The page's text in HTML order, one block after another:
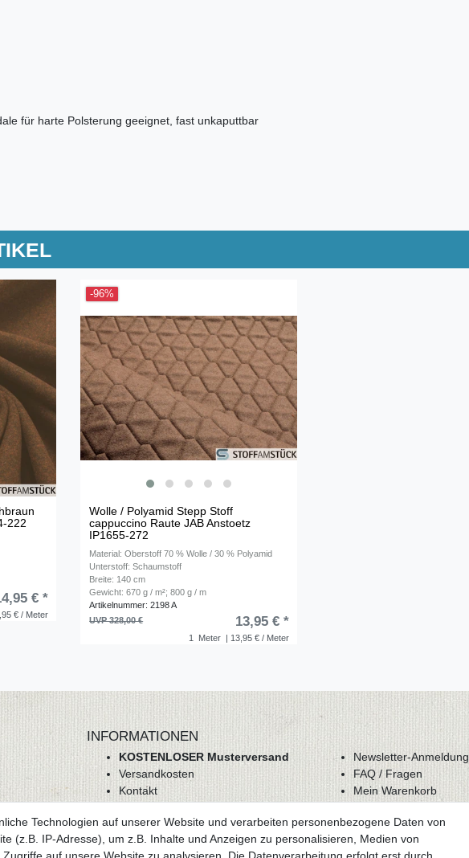
für harte Polsterung geeignet, fast unkaputtbar
222
€ / Meter
€ *
-96%
Wolle / Polyamid Stepp Stoff
cappuccino Raute JAB Anstoetz
IP1655-272
Material: Oberstoff 70 % Wolle / 30 % Polyamid
Unterstoff: Schaumstoff
Breite: 140 cm
Gewicht: 670 g / m²; 800 g / m
Artikelnummer: 2198 A
1 Meter | 13,95 € / Meter
UVP 328,00 € 13,95 € *
INFORMATIONEN
KOSTENLOSER Musterversand
Versandkosten
Kontakt
AGB
Datenschutz
Newsletter-Anmeldung
FAQ / Fragen
Mein Warenkorb
Mein Konto
Technologien auf unserer Website und verarbeiten personenbezogene Daten von
(z.B. IP-Adresse), um z.B. Inhalte und Anzeigen zu personalisieren, Medien von